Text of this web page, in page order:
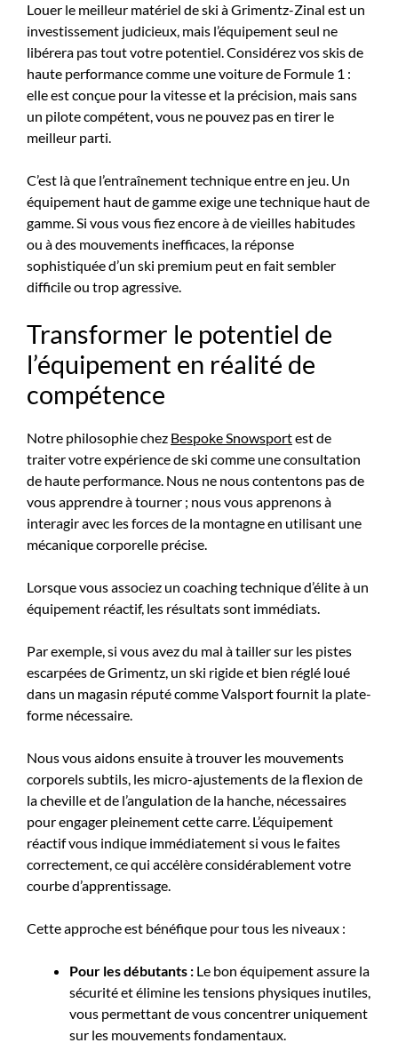
Louer le meilleur matériel de ski à Grimentz-Zinal est un
investissement judicieux, mais l’équipement seul ne
libérera pas tout votre potentiel. Considérez vos skis de
haute performance comme une voiture de Formule 1 :
elle est conçue pour la vitesse et la précision, mais sans
un pilote compétent, vous ne pouvez pas en tirer le
meilleur parti.
C’est là que l’entraînement technique entre en jeu. Un
équipement haut de gamme exige une technique haut de
gamme. Si vous vous fiez encore à de vieilles habitudes
ou à des mouvements inefficaces, la réponse
sophistiquée d’un ski premium peut en fait sembler
difficile ou trop agressive.
Transformer le potentiel de
l’équipement en réalité de
compétence
Notre philosophie chez Bespoke Snowsportest de
traiter votre expérience de ski comme une consultation
de haute performance. Nous ne nous contentons pas de
vous apprendre à tourner ; nous vous apprenons à
interagir avec les forces de la montagne en utilisant une
mécanique corporelle précise.
Lorsque vous associez un coaching technique d’élite à un
équipement réactif, les résultats sont immédiats.
Par exemple, si vous avez du mal à tailler sur les pistes
escarpées de Grimentz, un ski rigide et bien réglé loué
dans un magasin réputé comme Valsport fournit la plate-
forme nécessaire.
Nous vous aidons ensuite à trouver les mouvements
corporels subtils, les micro-ajustements de la flexion de
la cheville et de l’angulation de la hanche, nécessaires
pour engager pleinement cette carre. L’équipement
réactif vous indique immédiatement si vous le faites
correctement, ce qui accélère considérablement votre
courbe d’apprentissage.
Cette approche est bénéfique pour tous les niveaux :
Pour les débutants : Le bon équipement assure la
sécurité et élimine les tensions physiques inutiles,
vous permettant de vous concentrer uniquement
sur les mouvements fondamentaux.